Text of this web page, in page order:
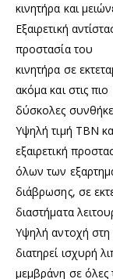
κινητήρα και
Εξαιρετική
προστασία του
κινητήρα σε
ακόμα και στις πιο
δύσκολες
Υψηλή τιμή TBN
εξαιρετική
όλων των
διάβρωσης, σε
διαστήματα
Υψηλή αντοχή στη
διατηρεί ισχυρή
μεμβράνη σε όλες